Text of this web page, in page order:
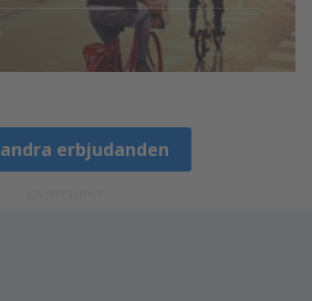
erbjudanden